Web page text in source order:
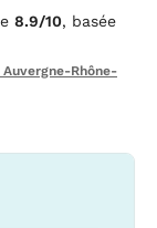
8.9/10, basée
Auvergne-Rhône-